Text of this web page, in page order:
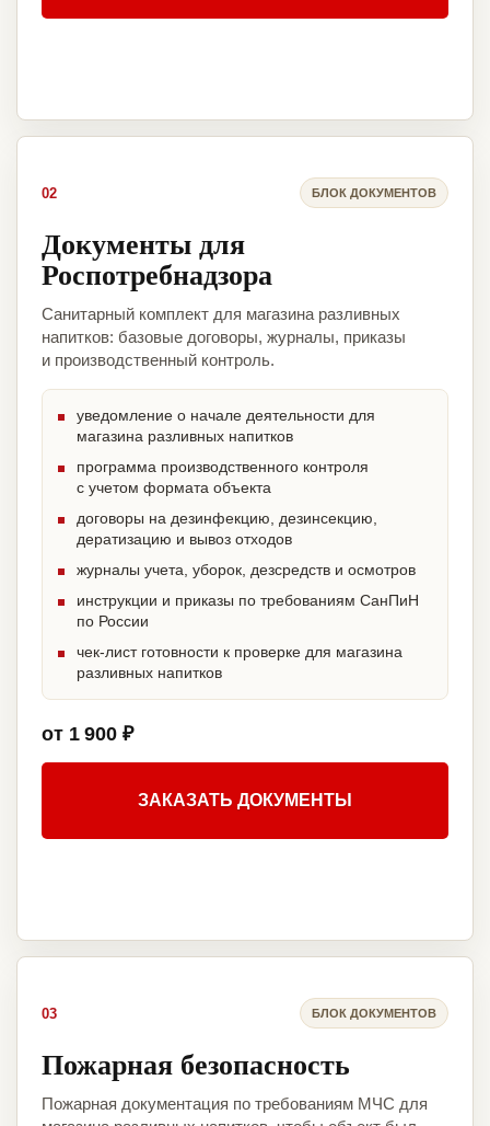
02 БЛОК ДОКУМЕНТОВ
Документы для
Роспотребнадзора
Санитарный комплект для магазина разливных
напитков: базовые договоры, журналы, приказы
и производственный контроль.
уведомление о начале деятельности для
магазина разливных напитков
программа производственного контроля
с учетом формата объекта
договоры на дезинфекцию, дезинсекцию,
дератизацию и вывоз отходов
журналы учета, уборок, дезсредств и осмотров
инструкции и приказы по требованиям СанПиН
по России
чек-лист готовности к проверке для магазина
разливных напитков
от 1 900 ₽
ЗАКАЗАТЬ ДОКУМЕНТЫ
03 БЛОК ДОКУМЕНТОВ
Пожарная безопасность
Пожарная документация по требованиям МЧС для